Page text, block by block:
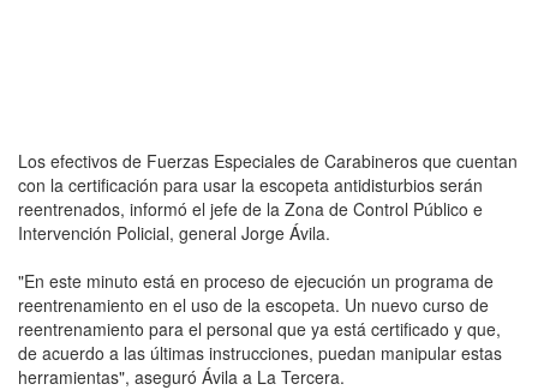
Los efectivos de Fuerzas Especiales de Carabineros que cuentan
con la certificación para usar la escopeta antidisturbios serán
reentrenados, informó el jefe de la Zona de Control Público e
Intervención Policial, general Jorge Ávila.
"En este minuto está en proceso de ejecución un programa de
reentrenamiento en el uso de la escopeta. Un nuevo curso de
reentrenamiento para el personal que ya está certificado y que,
de acuerdo a las últimas instrucciones, puedan manipular estas
herramientas", aseguró Ávila a La Tercera.